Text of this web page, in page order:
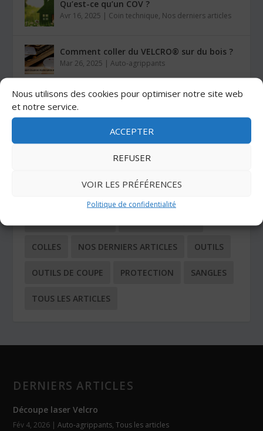
Nous utilisons des cookies pour optimiser notre site web
et notre service.
ACCEPTER
REFUSER
VOIR LES PRÉFÉRENCES
Politique de confidentialité
Qu’est-ce qu’un COV ?
Avr 16, 2025 | Coin technique, Nos derniers articles
Comment coller du VELCRO® sur du bois ?
Mar 26, 2025 |Auto-agrippants
Les colles Stratogrip X15 et X25
Jan 27, 2025
COLLES NOS DERNIERS ARTICLES OUTILS
OUTILS DE COUPE PROTECTION SANGLES
TOUS LES ARTICLES
DERNIERS ARTICLES
Découpe laser Velcro
Fév 4, 2026 |Auto-agrippants,Tous les articles